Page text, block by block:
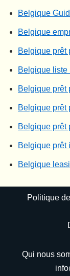
Belgique
Belgique
Belgique prêt
Belgique liste
Belgique prêt
Belgique prêt
Belgique prêt
Belgique prêt
Belgique
Politique
Qui nous